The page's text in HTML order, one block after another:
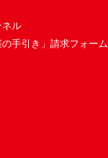
ル
の手引き」請求フォーム